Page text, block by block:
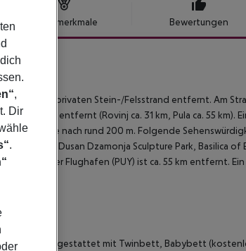
Hotelmerkmale Bewertungen
m vom privaten Stein-/Felsstrand entfernt. Am
ca. 18 km entfernt (Rovinj ca. 31 km, Pula ca. 55 km).
Sie nach rund 200 m. Folgende
(ca. 26 km), Dusan Dzamonja Sculpture Park, Basilica of
Der Flughafen (PUY) ist ca. 55 km entfernt.
sind ausgestattet mit Twinbett, Babybett
,
Dir
.